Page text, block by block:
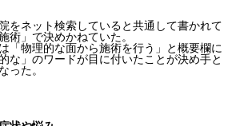
をネット検索していると共通して書かれて
術」で決めかねていた。
「物理的な面から施術を行う」と概要欄に
な」のワードが目に付いたことが決め手と
った。